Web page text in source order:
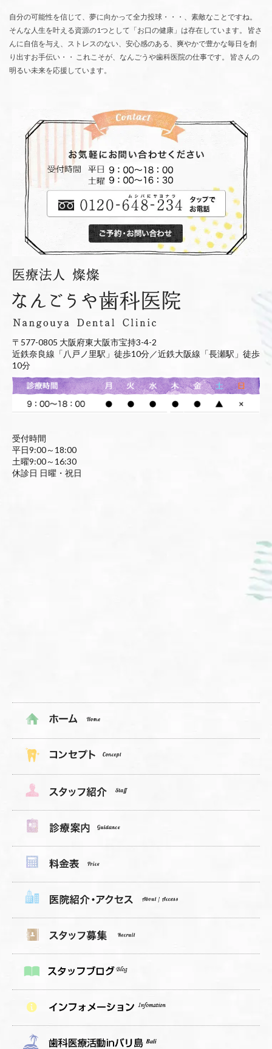
自分の可能性を信じて、夢に向かって全力投球・・・、素敵なことですね。
そんな人生を叶える資源の1つとして「お口の健康」は存在しています。 皆さ
んに自信を与え、ストレスのない、安心感のある、爽やかで豊かな毎日を創
り出すお手伝い・・ これこそが、なんごうや歯科医院の仕事です。 皆さんの
明るい未来を応援しています。
〒577-0805 大阪府東大阪市宝持3-4-2
近鉄奈良線「八戸ノ里駅」徒歩10分／近鉄大阪線「長瀬駅」徒歩
10分
受付時間
平日9:00～18:00
土曜9:00～16:30
休診日 日曜・祝日